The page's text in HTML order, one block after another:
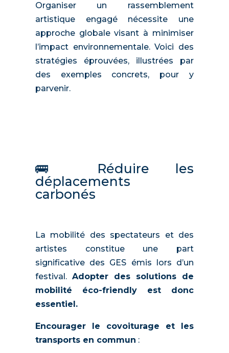
Organiser un rassemblement
artistique engagé nécessite une
approche globale visant à minimiser
l’impact environnementale. Voici des
stratégies éprouvées, illustrées par
des exemples concrets, pour y
parvenir.
🚌 Réduire les
déplacements
carbonés
La mobilité des spectateurs et des
artistes constitue une part
significative des GES émis lors d’un
festival. Adopter des solutions de
mobilité éco-friendly est donc
essentiel.
Encourager le covoiturage et les
transports en commun :